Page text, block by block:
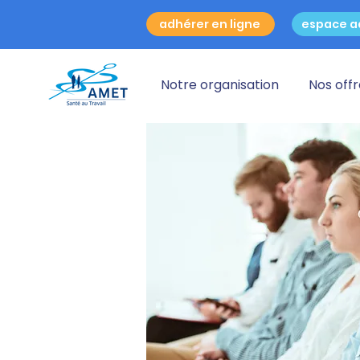
adhérer en ligne espace
Notre organisation Nos